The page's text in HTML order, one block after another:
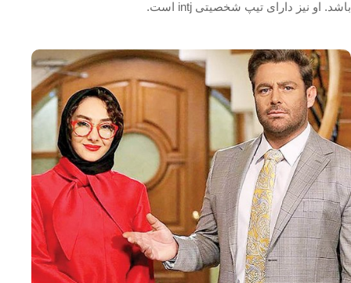
باشد. او نیز دارای تیپ شخصیتی intj است.